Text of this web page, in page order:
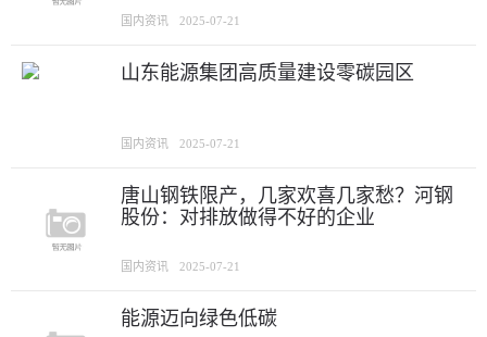
国内资讯 2025-07-21
山东能源集团高质量建设零碳园区
国内资讯 2025-07-21
唐山钢铁限产，几家欢喜几家愁？河钢
股份：对排放做得不好的企业
国内资讯 2025-07-21
能源迈向绿色低碳